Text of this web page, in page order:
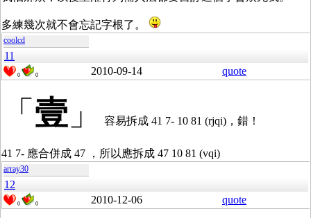
多練幾次就不會忘記字根了。
coolcd
11
0 0 2010-09-14 quote
「 壹 」 容易拆成 41 7- 10 81 (rjqi)，錯！
41 7- 應合併成 47 ，所以應拆成 47 10 81 (vqi)
array30
12
0 0 2010-12-06 quote